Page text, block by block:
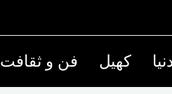
فن و ثقافت کھیل دنیا